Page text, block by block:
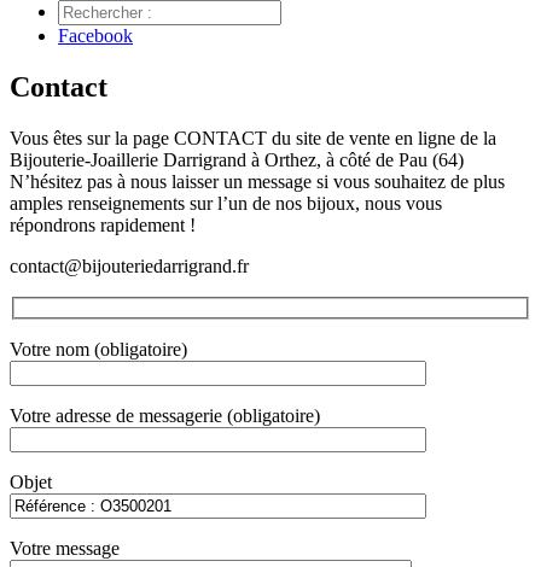
Facebook
Contact
Vous êtes sur la page CONTACT du site de vente en ligne de la
Bijouterie-Joaillerie Darrigrand à Orthez, à côté de Pau (64)
N’hésitez pas à nous laisser un message si vous souhaitez de plus
amples renseignements sur l’un de nos bijoux, nous vous
répondrons rapidement !
contact@bijouteriedarrigrand.fr
Votre nom (obligatoire)
Votre adresse de messagerie (obligatoire)
Objet
Votre message